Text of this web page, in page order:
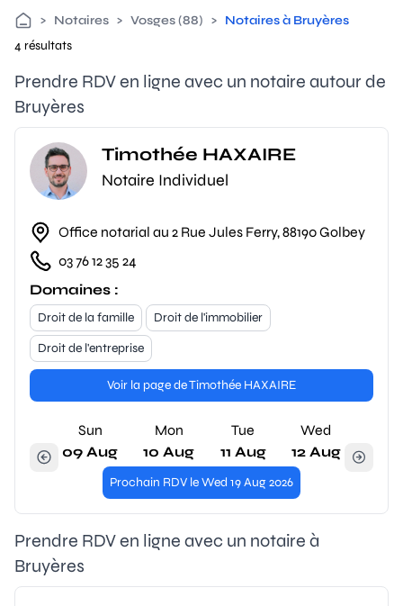
> Notaires > Vosges (88) > Notaires à Bruyères
4 résultats
Prendre RDV en ligne avec un notaire autour de
Bruyères
Timothée HAXAIRE
Notaire Individuel
Office notarial au 2 Rue Jules Ferry, 88190 Golbey
03 76 12 35 24
Domaines :
Droit de la famille
Droit de l'immobilier
Droit de l'entreprise
Voir la page de Timothée HAXAIRE
Sun
09 Aug
Mon
10 Aug
Tue
11 Aug
Wed
12 Aug
Prochain RDV le Wed 19 Aug 2026
Prendre RDV en ligne avec un notaire à
Bruyères